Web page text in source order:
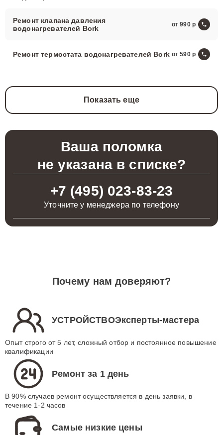
Ремонт клапана давления
водонагревателей Bork
от 990
Ремонт термостата водонагревателей Bork от 590
Показать еще
Ваша поломка
не указана в списке?
+7 (495) 023-83-23
Уточните у менеджера по телефону
Почему нам доверяют?
УСТРОЙСТВОЭксперты-мастера
Опыт строго от 5 лет, сложный отбор и постоянное повышение
квалификации
Ремонт за 1 день
В 90% случаев ремонт осуществляется в день заявки, в
течение 1-2 часов
Самые низкие цены